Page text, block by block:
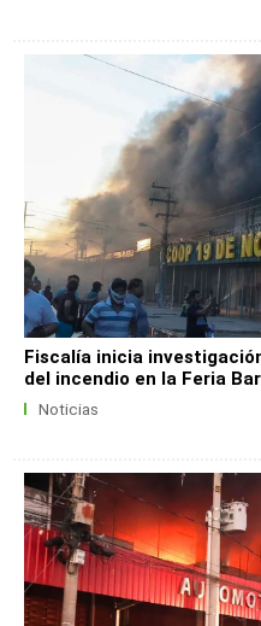
Fiscalía inicia
del incendio en la Feria
Noticias